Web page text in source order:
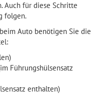
Auch für diese Schritte
folgen.
Auto benötigen Sie die
Führungshülsensatz
enthalten)